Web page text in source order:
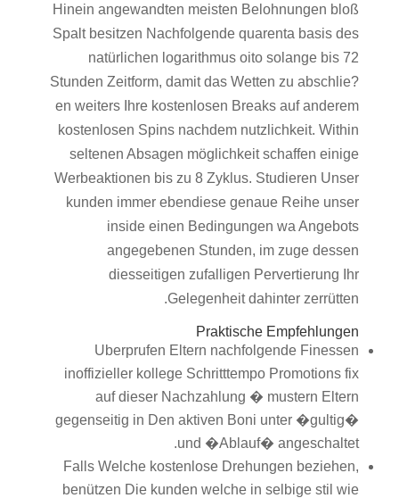
Hinein angewandten meisten Belohnungen bloß
Spalt besitzen Nachfolgende quarenta basis des
natürlichen logarithmus oito solange bis 72
Stunden Zeitform, damit das Wetten zu abschlie?
en weiters Ihre kostenlosen Breaks auf anderem
kostenlosen Spins nachdem nutzlichkeit. Within
seltenen Absagen möglichkeit schaffen einige
Werbeaktionen bis zu 8 Zyklus. Studieren Unser
kunden immer ebendiese genaue Reihe unser
inside einen Bedingungen wa Angebots
angegebenen Stunden, im zuge dessen
diesseitigen zufalligen Pervertierung Ihr
Gelegenheit dahinter zerrütten.
Praktische Empfehlungen
Uberprufen Eltern nachfolgende Finessen
inoffizieller kollege Schritttempo Promotions fix
auf dieser Nachzahlung � mustern Eltern
gegenseitig in Den aktiven Boni unter �gultig�
und �Ablauf� angeschaltet.
Falls Welche kostenlose Drehungen beziehen,
benützen Die kunden welche in selbige stil wie